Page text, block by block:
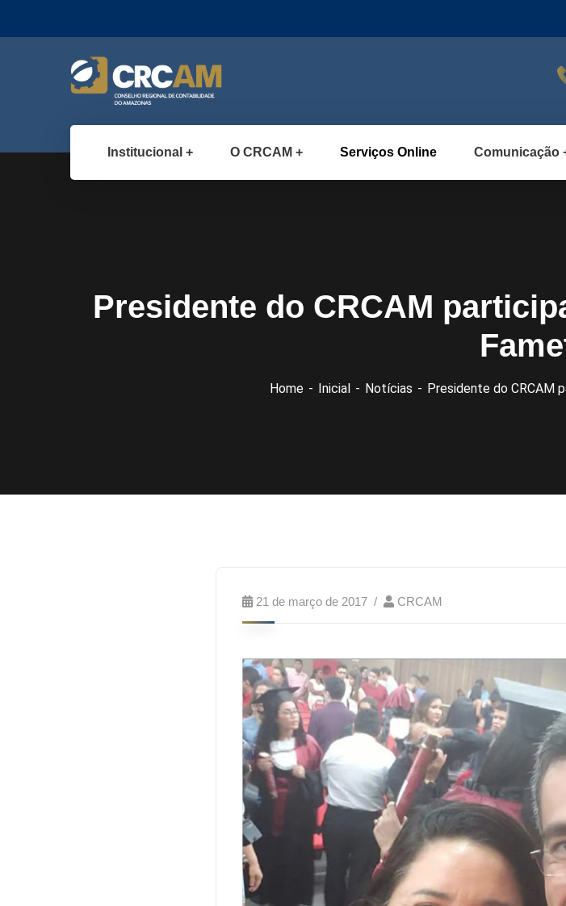
Institucional O CRCAM Serviços Online Comunicação
Presidente do CRCAM
Home Inicial Notícias Presidente do CRCAM
21 de março de 2017 CRCAM